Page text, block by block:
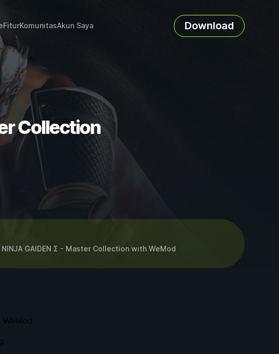
FiturKomunitasAkun Saya Download
Collection
NINJA GAIDEN Σ - Master Collectionwith WeMod
WeMod